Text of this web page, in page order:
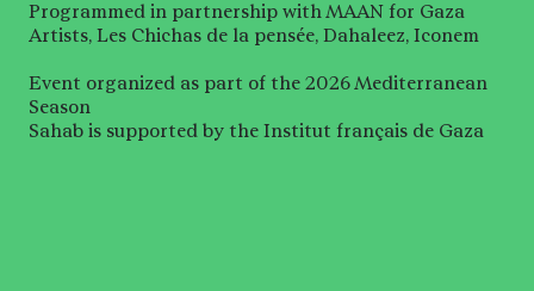
Programmed in partnership with MAAN for Gaza
Artists, Les Chichas de la pensée, Dahaleez, Iconem
Event organized as part of the 2026 Mediterranean
Season
Sahab is supported by the Institut français de Gaza